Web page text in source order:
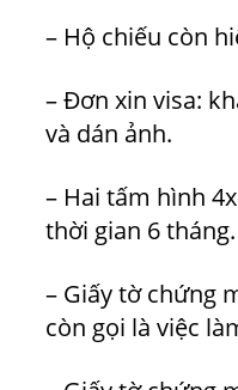
– Hộ chiếu còn
– Đơn xin visa:
và dán ảnh.
– Hai tấm hình
thời gian 6 tháng.
– Giấy tờ chứng
còn gọi là việc